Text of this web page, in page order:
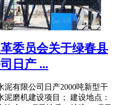
委员会关于绿春县
日产 ...
泥有限公司日产2000吨新型干
磨机建设项目； 建设地点：